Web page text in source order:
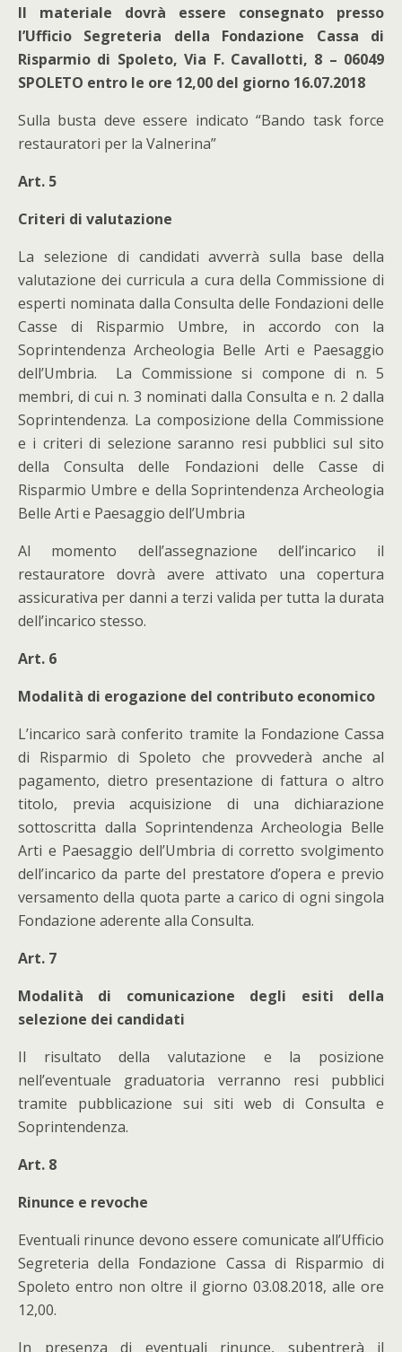
Il materiale dovrà essere consegnato presso
l’Ufficio Segreteria della Fondazione Cassa di
Risparmio di Spoleto, Via F. Cavallotti, 8 – 06049
SPOLETO entro le ore 12,00 del giorno 16.07.2018
Sulla busta deve essere indicato “Bando task force
restauratori per la Valnerina”
Art. 5
Criteri di valutazione
La selezione di candidati avverrà sulla base della
valutazione dei curricula a cura della Commissione di
esperti nominata dalla Consulta delle Fondazioni delle
Casse di Risparmio Umbre, in accordo con la
Soprintendenza Archeologia Belle Arti e Paesaggio
dell’Umbria. La Commissione si compone di n. 5
membri, di cui n. 3 nominati dalla Consulta e n. 2 dalla
Soprintendenza. La composizione della Commissione
e i criteri di selezione saranno resi pubblici sul sito
della Consulta delle Fondazioni delle Casse di
Risparmio Umbre e della Soprintendenza Archeologia
Belle Arti e Paesaggio dell’Umbria
Al momento dell’assegnazione dell’incarico il
restauratore dovrà avere attivato una copertura
assicurativa per danni a terzi valida per tutta la durata
dell’incarico stesso.
Art. 6
Modalità di erogazione del contributo economico
L’incarico sarà conferito tramite la Fondazione Cassa
di Risparmio di Spoleto che provvederà anche al
pagamento, dietro presentazione di fattura o altro
titolo, previa acquisizione di una dichiarazione
sottoscritta dalla Soprintendenza Archeologia Belle
Arti e Paesaggio dell’Umbria di corretto svolgimento
dell’incarico da parte del prestatore d’opera e previo
versamento della quota parte a carico di ogni singola
Fondazione aderente alla Consulta.
Art. 7
Modalità di comunicazione degli esiti della
selezione dei candidati
Il risultato della valutazione e la posizione
nell’eventuale graduatoria verranno resi pubblici
tramite pubblicazione sui siti web di Consulta e
Soprintendenza.
Art. 8
Rinunce e revoche
Eventuali rinunce devono essere comunicate all’Ufficio
Segreteria della Fondazione Cassa di Risparmio di
Spoleto entro non oltre il giorno 03.08.2018, alle ore
12,00.
In presenza di eventuali rinunce, subentrerà il